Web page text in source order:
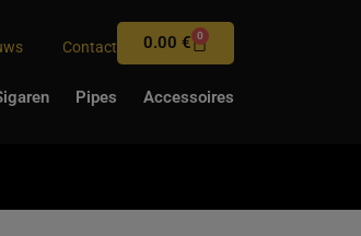
Contact 0.00€ 0
Pipes Accessoires